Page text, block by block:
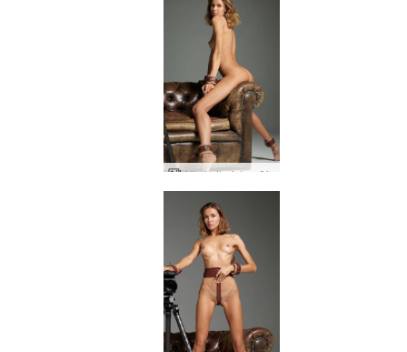
Alja kaila fotogrāfe